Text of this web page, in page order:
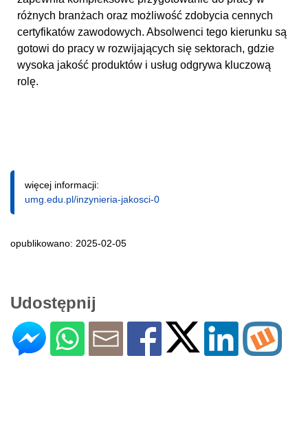
różnych branżach oraz możliwość zdobycia cennych
certyfikatów zawodowych. Absolwenci tego kierunku są
gotowi do pracy w rozwijających się sektorach, gdzie
wysoka jakość produktów i usług odgrywa kluczową
rolę.
więcej informacji:
umg.edu.pl/inzynieria-jakosci-0
opublikowano: 2025-02-05
Udostępnij